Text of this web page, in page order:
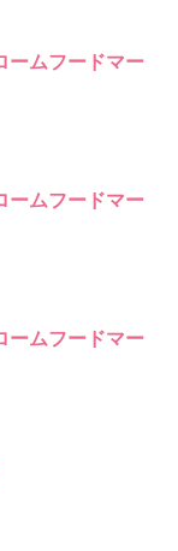
ームフードマー
ームフードマー
ームフードマー